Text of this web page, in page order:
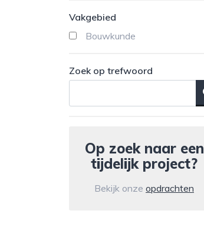
Vakgebied
Bouwkunde
Zoek op trefwoord
Op zoek naar een
tijdelijk project?
Bekijk onze opdrachten